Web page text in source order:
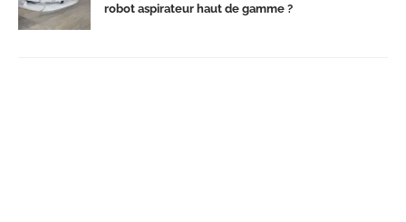
robot aspirateur haut de gamme ?